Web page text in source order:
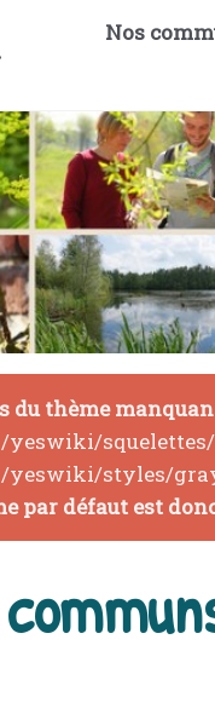
Nos
du thème
yeswiki/
yeswiki/styles/
par défaut est